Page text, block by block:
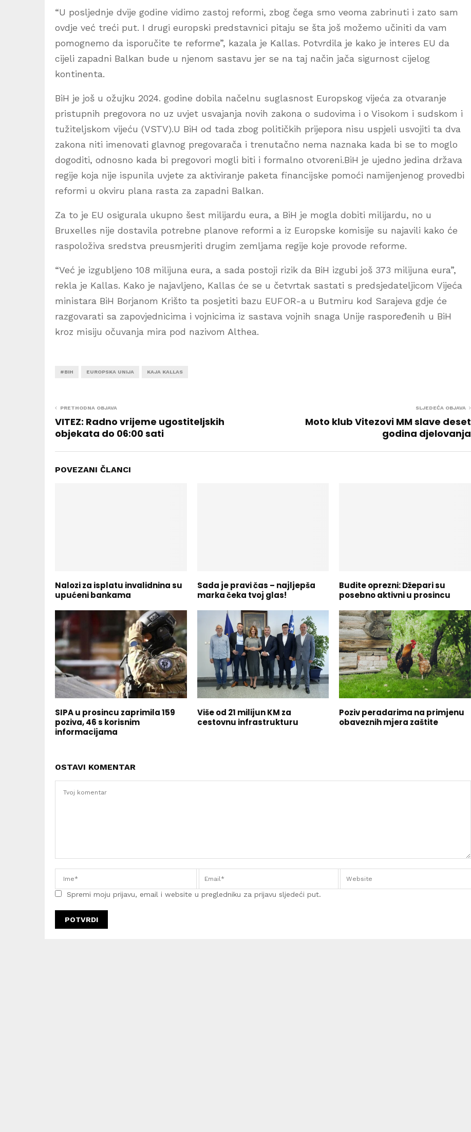
“U posljednje dvije godine vidimo zastoj reformi, zbog čega smo veoma zabrinuti i zato sam
ovdje već treći put. I drugi europski predstavnici pitaju se šta još možemo učiniti da vam
pomognemo da isporučite te reforme”, kazala je Kallas. Potvrdila je kako je interes EU da
cijeli zapadni Balkan bude u njenom sastavu jer se na taj način jača sigurnost cijelog
kontinenta.
BiH je još u ožujku 2024. godine dobila načelnu suglasnost Europskog vijeća za otvaranje
pristupnih pregovora no uz uvjet usvajanja novih zakona o sudovima i o Visokom i sudskom i
tužiteljskom vijeću (VSTV).U BiH od tada zbog političkih prijepora nisu uspjeli usvojiti ta dva
zakona niti imenovati glavnog pregovarača i trenutačno nema naznaka kada bi se to moglo
dogoditi, odnosno kada bi pregovori mogli biti i formalno otvoreni.BiH je ujedno jedina država
regije koja nije ispunila uvjete za aktiviranje paketa financijske pomoći namijenjenog provedbi
reformi u okviru plana rasta za zapadni Balkan.
Za to je EU osigurala ukupno šest milijardu eura, a BiH je mogla dobiti milijardu, no u
Bruxelles nije dostavila potrebne planove reformi a iz Europske komisije su najavili kako će
raspoloživa sredstva preusmjeriti drugim zemljama regije koje provode reforme.
“Već je izgubljeno 108 milijuna eura, a sada postoji rizik da BiH izgubi još 373 milijuna eura”,
rekla je Kallas. Kako je najavljeno, Kallas će se u četvrtak sastati s predsjedateljicom Vijeća
ministara BiH Borjanom Krišto ta posjetiti bazu EUFOR-a u Butmiru kod Sarajeva gdje će
razgovarati sa zapovjednicima i vojnicima iz sastava vojnih snaga Unije raspoređenih u BiH
kroz misiju očuvanja mira pod nazivom Althea.
#BIH EUROPSKA UNIJA KAJA KALLAS
PRETHODNA OBJAVA
VITEZ: Radno vrijeme ugostiteljskih
objekata do 06:00 sati
SLJEDEĆA OBJAVA
Moto klub Vitezovi MM slave deset
godina djelovanja
POVEZANI ČLANCI
Nalozi za isplatu invalidnina su
upućeni bankama
Sada je pravi čas – najljepša
marka čeka tvoj glas!
Budite oprezni: Džepari su
posebno aktivni u prosincu
SIPA u prosincu zaprimila 159
poziva, 46 s korisnim
informacijama
Više od 21 milijun KM za
cestovnu infrastrukturu
Poziv peradarima na primjenu
obaveznih mjera zaštite
OSTAVI KOMENTAR
Spremi moju prijavu, email i website u pregledniku za prijavu sljedeći put.